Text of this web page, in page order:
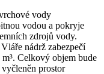
vody
vodou a pokryje
zdrojů vody.
nádrž zabezpečí
Celkový objem bude
prostor